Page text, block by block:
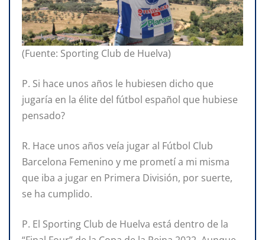
(Fuente: Sporting Club de Huelva)
P. Si hace unos años le hubiesen dicho que
jugaría en la élite del fútbol español que hubiese
pensado?
R. Hace unos años veía jugar al Fútbol Club
Barcelona Femenino y me prometí a mi misma
que iba a jugar en Primera División, por suerte,
se ha cumplido.
P. El Sporting Club de Huelva está dentro de la